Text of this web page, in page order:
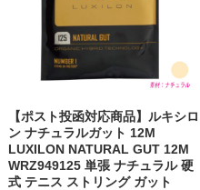
【ポスト投函対応商品】ルキシロ
ン ナチュラルガット 12M
LUXILON NATURAL GUT 12M
WRZ949125 単張 ナチュラル 硬
式 テニス ストリング ガット